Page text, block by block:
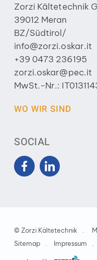
Zorzi Kältetechnik
39012 Meran
BZ/Südtirol/
info@zorzi.oskar.it
+39 0473 236195
zorzi.oskar@pec.it
MwSt.-Nr.:
WO WIR SIND
SOCIAL
©Zorzi Kältetechnik
Sitemap
Impressum